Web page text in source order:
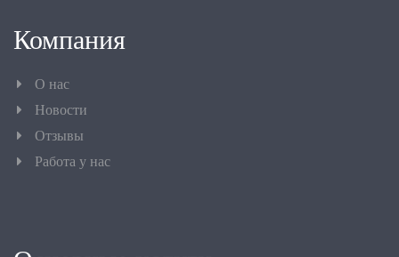
Компания
О нас
Новости
Отзывы
Работа у нас